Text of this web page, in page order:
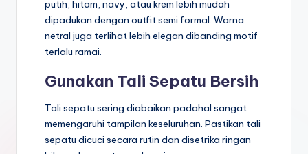
putih, hitam, navy, atau krem lebih mudah
dipadukan dengan outfit semi formal. Warna
netral juga terlihat lebih elegan dibanding motif
terlalu ramai.
Gunakan Tali Sepatu Bersih
Tali sepatu sering diabaikan padahal sangat
memengaruhi tampilan keseluruhan. Pastikan tali
sepatu dicuci secara rutin dan disetrika ringan